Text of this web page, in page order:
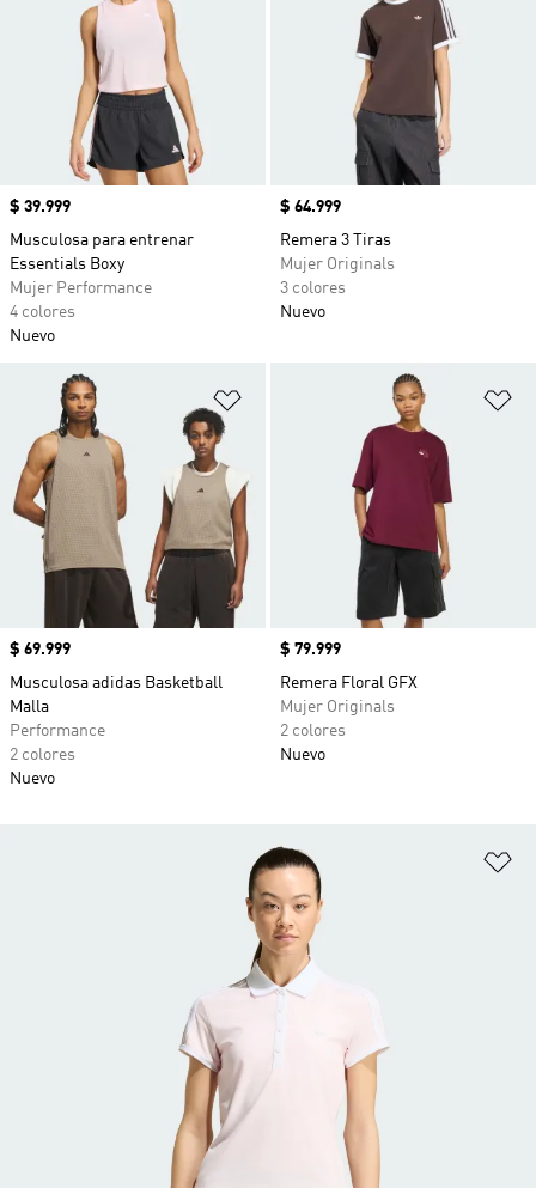
Precio
$ 39.999
Musculosa para entrenar
Essentials Boxy
Mujer Performance
4 colores
Nuevo
Precio
$ 64.999
Remera 3 Tiras
Mujer Originals
3 colores
Nuevo
Añadir a la lista de deseos
Precio
$ 69.999
Musculosa adidas Basketball
Malla
Performance
2 colores
Nuevo
Precio
$ 79.999
Remera Floral GFX
Mujer Originals
2 colores
Nuevo